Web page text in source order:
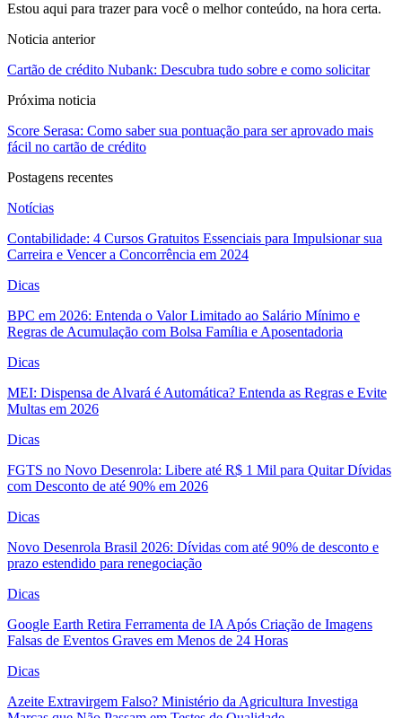
Estou aqui para trazer para você o melhor conteúdo, na hora certa.
Noticia anterior
Cartão de crédito Nubank: Descubra tudo sobre e como solicitar
Próxima noticia
Score Serasa: Como saber sua pontuação para ser aprovado mais
fácil no cartão de crédito
Postagens recentes
Notícias
Contabilidade: 4 Cursos Gratuitos Essenciais para Impulsionar sua
Carreira e Vencer a Concorrência em 2024
Dicas
BPC em 2026: Entenda o Valor Limitado ao Salário Mínimo e
Regras de Acumulação com Bolsa Família e Aposentadoria
Dicas
MEI: Dispensa de Alvará é Automática? Entenda as Regras e Evite
Multas em 2026
Dicas
FGTS no Novo Desenrola: Libere até R$ 1 Mil para Quitar Dívidas
com Desconto de até 90% em 2026
Dicas
Novo Desenrola Brasil 2026: Dívidas com até 90% de desconto e
prazo estendido para renegociação
Dicas
Google Earth Retira Ferramenta de IA Após Criação de Imagens
Falsas de Eventos Graves em Menos de 24 Horas
Dicas
Azeite Extravirgem Falso? Ministério da Agricultura Investiga